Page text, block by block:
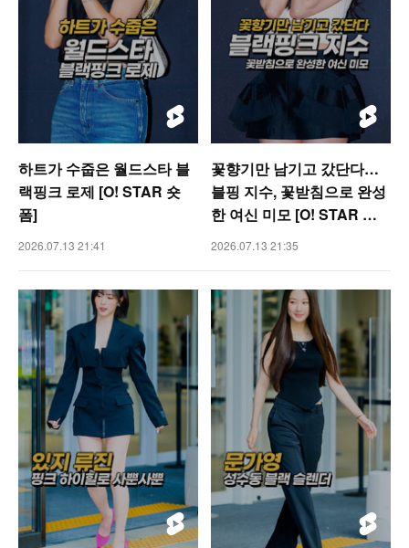
하트가 수줍은 월드스타 블
랙핑크 로제 [O! STAR 숏
폼]
2026.07.13 21:41
꽃향기만 남기고 갔단다…
블핑 지수, 꽃받침으로 완성
한 여신 미모 [O! STAR 숏
폼]
2026.07.13 21:35